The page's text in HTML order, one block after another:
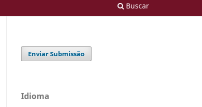
Buscar
Enviar Submissão
Idioma